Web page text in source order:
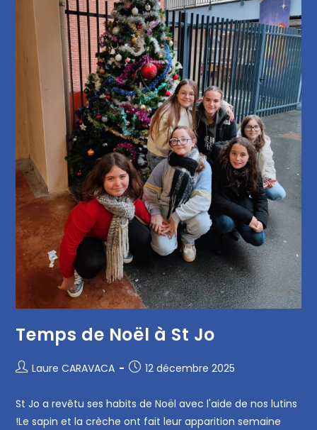
Temps de Noël à St Jo
Laure CARAVACA 12 décembre 2025
St Jo a revêtu ses habits de Noël avec l'aide de nos lutins
!Le sapin et la crèche ont fait leur apparition semaine